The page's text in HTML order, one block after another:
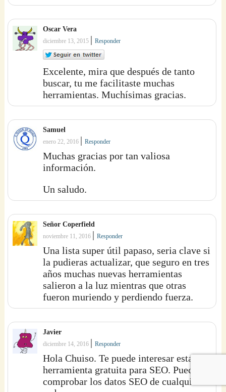
Oscar Vera
diciembre 13, 2015 |Responder
Excelente, mira que después de tanto
buscar, tu me facilitaste muchas
herramientas. Muchísimas gracias.
Samuel
enero 22, 2016 |Responder
Muchas gracias por tan valiosa
información.
Un saludo.
Señor Coperfield
noviembre 11, 2016 |Responder
Una lista super útil papaso, seria clave si
la pudieras actualizar, que seguro en tres
años muchas nuevas herramientas
salieron a la luz mientras que otras
fueron muriendo y perdiendo fuerza.
Javier
diciembre 14, 2016 |Responder
Hola Chuiso. Te puede interesar esta
herramienta gratuita para SEO. Puedes
comprobar los datos SEO de cualquier